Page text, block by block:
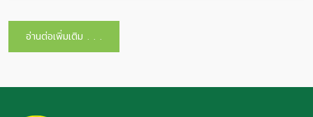
อ่านต่อเพิ่มเติม . . .